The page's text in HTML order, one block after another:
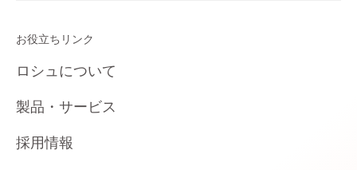
お役立ちリンク
ロシュについて
製品・サービス
採用情報